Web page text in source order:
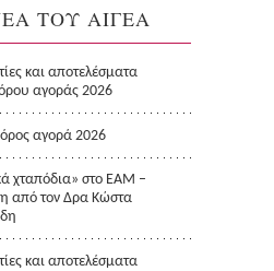
ΤΟΥ ΑΙΓΕΑ
και αποτελέσματα
αγοράς 2026
αγορά 2026
χταπόδια» στο ΕΑΜ –
από τον Δρα Κώστα
και αποτελέσματα